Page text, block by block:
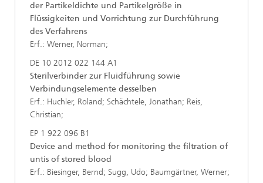
der Partikeldichte und Partikelgröße in
Flüssigkeiten und Vorrichtung zur Durchführung
des Verfahrens
Erf.: Werner, Norman;
DE 10 2012 022 144 A1
Sterilverbinder zur Fluidführung sowie
Verbindungselemente desselben
Erf.: Huchler, Roland; Schächtele, Jonathan; Reis,
Christian;
EP 1 922 096 B1
Device and method for monitoring the filtration of
untis of stored blood
Erf.: Biesinger, Bernd; Sugg, Udo; Baumgärtner, Werner;